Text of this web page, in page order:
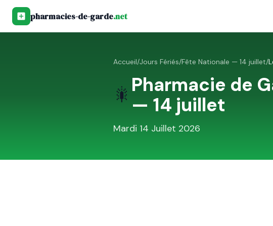
pharmacies-de-garde.net
Accueil/Jours Fériés/Fête Nationale — 14 juillet/
🎇 Pharmacie de
— 14 juillet
Mardi 14 Juillet 2026